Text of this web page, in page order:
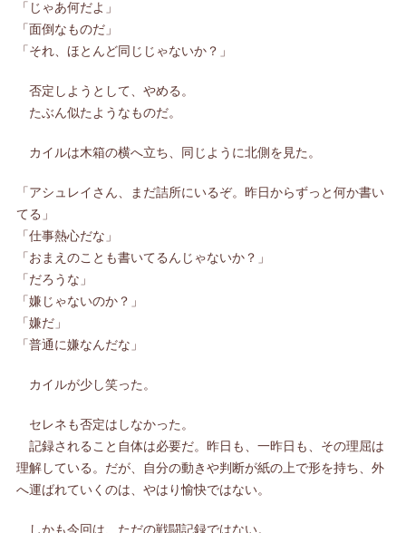
「じゃあ何だよ」
「面倒なものだ」
「それ、ほとんど同じじゃないか？」
否定しようとして、やめる。
たぶん似たようなものだ。
カイルは木箱の横へ立ち、同じように北側を見た。
「アシュレイさん、まだ詰所にいるぞ。昨日からずっと何か書い
てる」
「仕事熱心だな」
「おまえのことも書いてるんじゃないか？」
「だろうな」
「嫌じゃないのか？」
「嫌だ」
「普通に嫌なんだな」
カイルが少し笑った。
セレネも否定はしなかった。
記録されること自体は必要だ。昨日も、一昨日も、その理屈は
理解している。だが、自分の動きや判断が紙の上で形を持ち、外
へ運ばれていくのは、やはり愉快ではない。
しかも今回は、ただの戦闘記録ではない。